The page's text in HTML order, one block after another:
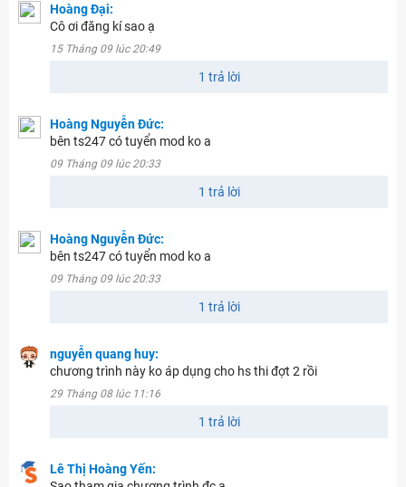
Hoàng Đại:
Cô ơi đăng kí sao ạ
15 Tháng 09 lúc 20:49
1 trả lời
Hoàng Nguyễn Đức:
bên ts247 có tuyển mod ko a
09 Tháng 09 lúc 20:33
1 trả lời
Hoàng Nguyễn Đức:
bên ts247 có tuyển mod ko a
09 Tháng 09 lúc 20:33
1 trả lời
nguyễn quang huy:
chương trình này ko áp dụng cho hs thi đợt 2 rồi
29 Tháng 08 lúc 11:16
1 trả lời
Lê Thị Hoàng Yến: